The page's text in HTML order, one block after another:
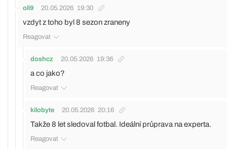
oli9 20.05.2026 19:30
vzdyt z toho byl 8 sezon zraneny
Reagovat
doshcz 20.05.2026 19:36
a co jako?
Reagovat
kilobyte 20.05.2026 20:16
Takže 8 let sledoval fotbal. Ideální průprava na experta.
Reagovat